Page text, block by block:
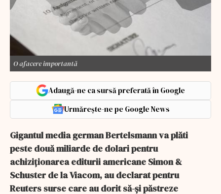
O afacere importantă
Adaugă-ne ca sursă preferată în Google
Urmărește-ne pe Google News
Gigantul media german Bertelsmann va plăti
peste două miliarde de dolari pentru
achiziţionarea editurii americane Simon &
Schuster de la Viacom, au declarat pentru
Reuters surse care au dorit să-şi păstreze